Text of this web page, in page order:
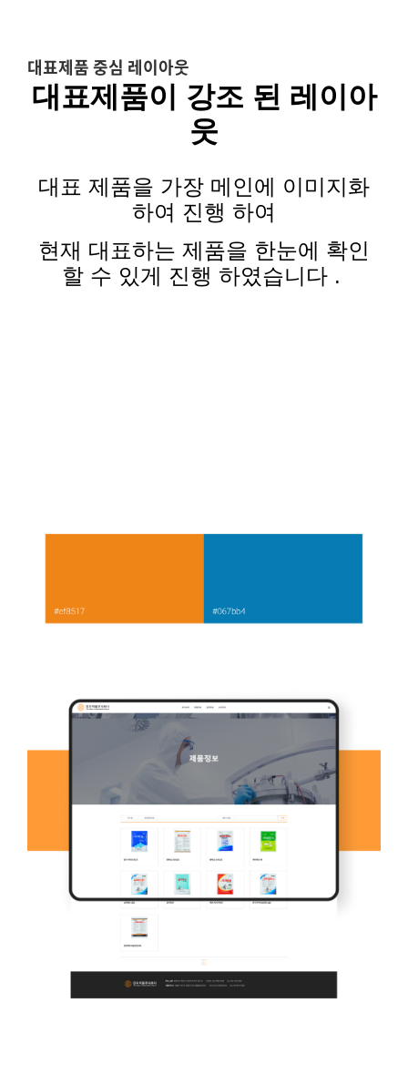
대표제품 중심 레이아웃
대표제품이 강조 된 레이아
웃
대표 제품을 가장 메인에
이미지화
하여 진행 하여
현재 대표하는 제품을 한눈에 확인
할 수 있게 진행 하였습니다 .